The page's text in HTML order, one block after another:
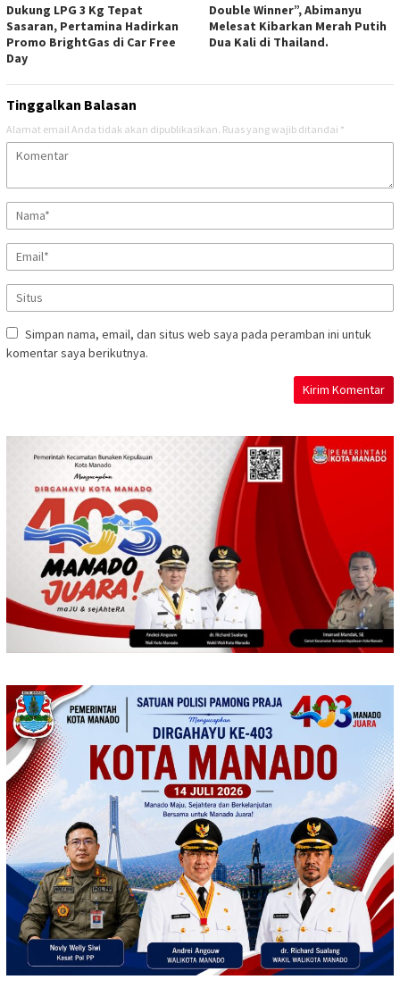
Dukung LPG 3 Kg Tepat
Sasaran, Pertamina Hadirkan
Promo BrightGas di Car Free
Day
Double Winner”, Abimanyu
Melesat Kibarkan Merah Putih
Dua Kali di Thailand.
Tinggalkan Balasan
Alamat email Anda tidak akan dipublikasikan. Ruas yang wajib ditandai *
Simpan nama, email, dan situs web saya pada peramban ini untuk
komentar saya berikutnya.